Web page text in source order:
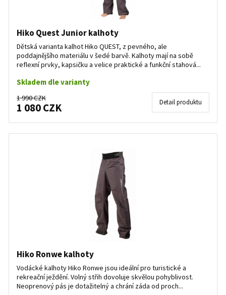
Hiko Quest Junior kalhoty
Dětská varianta kalhot Hiko QUEST, z pevného, ale
poddajnějšího materiálu v šedé barvě. Kalhoty mají na sobě
reflexní prvky, kapsičku a velice praktické a funkční stahová...
Skladem dle varianty
1 990 CZK
1 080 CZK Detail produktu
Hiko Ronwe kalhoty
Vodácké kalhoty Hiko Ronwe jsou ideální pro turistické a
rekreační ježdění. Volný střih dovoluje skvělou pohyblivost.
Neoprenový pás je dotažitelný a chrání záda od proch...